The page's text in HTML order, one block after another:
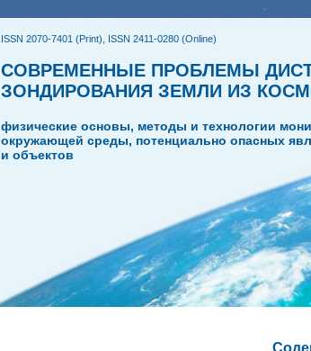
ISSN 2070-7401 (Print), ISSN 2411-0280 (Online)
СОВРЕМЕННЫЕ ПРОБЛЕМЫ
ЗОНДИРОВАНИЯ ЗЕМЛИ ИЗ
физические основы, методы и технологии
окружающей среды, потенциально опасных
и объектов